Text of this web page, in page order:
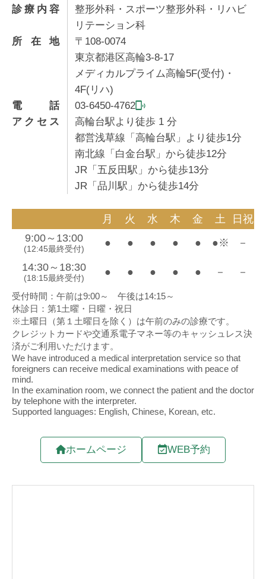
診療内容
整形外科・スポーツ整形外科・リハビ
リテーション科
所在地
〒108-0074
東京都港区高輪3-8-17
メディカルプライム高輪5F(受付)・
4F(リハ)
電話
03-6450-4762
アクセス
高輪台駅より徒歩 1 分
都営浅草線「高輪台駅」より徒歩1分
南北線「白金台駅」から徒歩12分
JR「五反田駅」から徒歩13分
JR「品川駅」から徒歩14分
ホームページ WEB予約